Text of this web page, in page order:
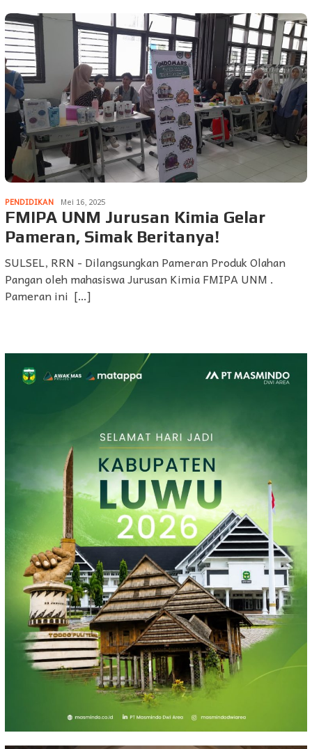
PENDIDIKAN Mei 16, 2025
FMIPA UNM Jurusan Kimia Gelar
Pameran, Simak Beritanya!
SULSEL, RRN - Dilangsungkan Pameran Produk Olahan
Pangan oleh mahasiswa Jurusan Kimia FMIPA UNM .
Pameran ini […]